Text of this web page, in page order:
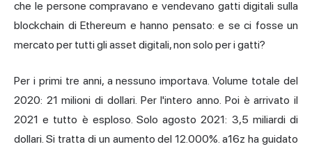
che le persone compravano e vendevano gatti digitali sulla
blockchain di Ethereum e hanno pensato: e se ci fosse un
mercato per tutti gli asset digitali, non solo per i gatti?
Per i primi tre anni, a nessuno importava. Volume totale del
2020: 21 milioni di dollari. Per l'intero anno. Poi è arrivato il
2021 e tutto è esploso. Solo agosto 2021: 3,5 miliardi di
dollari. Si tratta di un aumento del 12.000%. a16z ha guidato